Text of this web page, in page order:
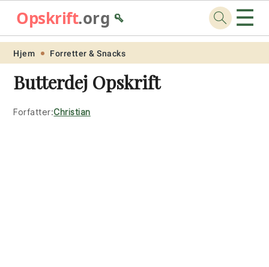
Skip
primary
navigation
Skip
main
content
Skip
primary
sidebar
Skip
footer
Opskrift.org🥄 ☰
Hjem Forretter & Snacks
Butterdej Opskrift
Forfatter:Christian